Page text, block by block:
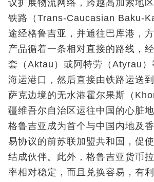
议扩展物流网络，跨越高加索地
铁路（Trans-Caucasian Baku-
途经格鲁吉亚，并通往巴库港，
产品循着一条相对直接的路线，
套（Aktau）或阿特劳（Atyrau）
海运港口，然后直接由铁路运送
萨克边境的无水港霍尔果斯（
疆维吾尔自治区运往中国的心脏
格鲁吉亚成为首个与中国内地及
易协议的前苏联加盟共和国，促
结成伙伴。此外，格鲁吉亚货币
率相对稳定，而且兑换容易，有